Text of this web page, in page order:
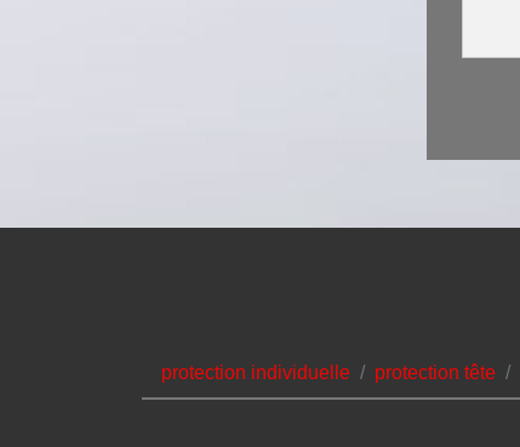
protection individuelle protection tête